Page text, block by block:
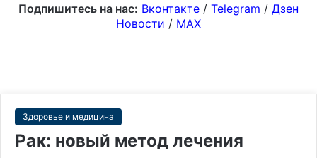
Подпишитесь на нас: Вконтакте / Telegram / Дзен
Новости / MAX